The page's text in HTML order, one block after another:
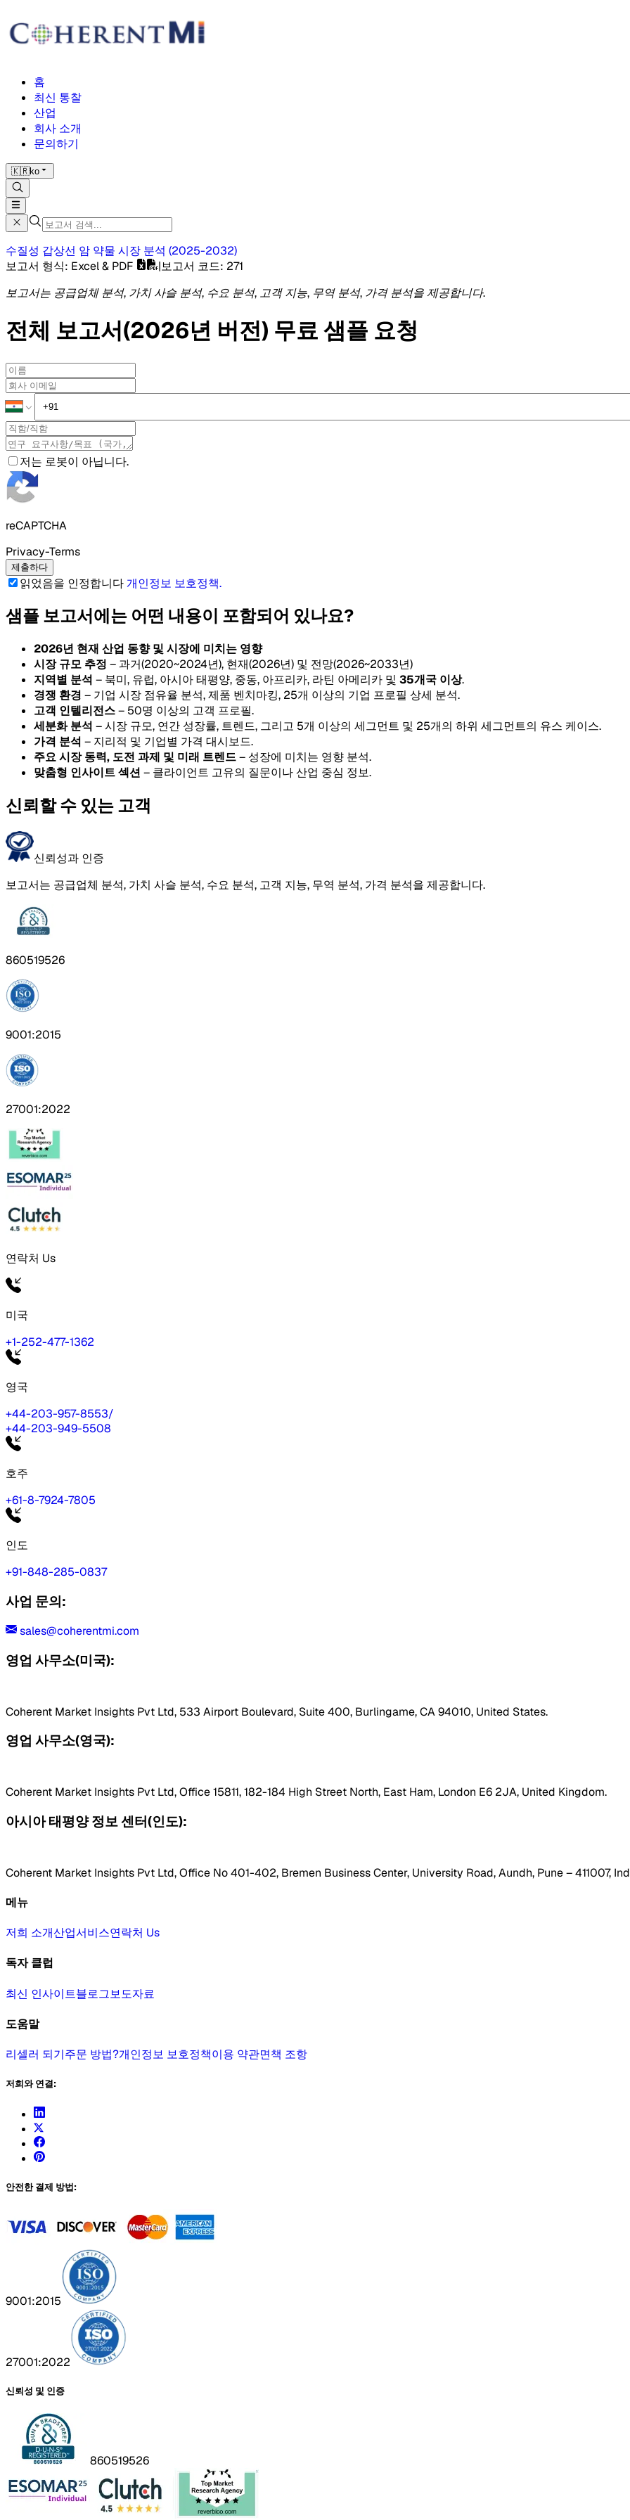
홈
최신 통찰
산업
회사 소개
문의하기
🇰🇷ko
수질성 갑상선 암 약물 시장 분석 (2025-2032)
보고서 형식: Excel & PDF |보고서 코드: 271
보고서는 공급업체 분석, 가치 사슬 분석, 수요 분석, 고객 지능, 무역 분석, 가격 분석을 제공합니다.
전체 보고서(2026년 버전) 무료 샘플 요청
저는 로봇이 아닙니다.
reCAPTCHA
Privacy-Terms
제출하다
읽었음을 인정합니다개인정보 보호정책.
샘플 보고서에는 어떤 내용이 포함되어 있나요?
2026년 현재 산업 동향 및 시장에 미치는 영향
시장 규모 추정 – 과거(2020~2024년), 현재(2026년) 및 전망(2026~2033년)
지역별 분석 – 북미, 유럽, 아시아 태평양, 중동, 아프리카, 라틴 아메리카 및 35개국 이상.
경쟁 환경 – 기업 시장 점유율 분석, 제품 벤치마킹, 25개 이상의 기업 프로필 상세 분석.
고객 인텔리전스– 50명 이상의 고객 프로필.
세분화 분석 – 시장 규모, 연간 성장률, 트렌드, 그리고 5개 이상의 세그먼트 및 25개의 하위 세그먼트의 유스 케이스.
가격 분석 – 지리적 및 기업별 가격 대시보드.
주요 시장 동력, 도전 과제 및 미래 트렌드– 성장에 미치는 영향 분석.
맞춤형 인사이트 섹션 – 클라이언트 고유의 질문이나 산업 중심 정보.
신뢰할 수 있는 고객
신뢰성과 인증
보고서는 공급업체 분석, 가치 사슬 분석, 수요 분석, 고객 지능, 무역 분석, 가격 분석을 제공합니다.
860519526
9001:2015
27001:2022
연락처 Us
미국
+1-252-477-1362
영국
+44-203-957-8553/
+44-203-949-5508
호주
+61-8-7924-7805
인도
+91-848-285-0837
사업 문의:
sales@coherentmi.com
영업 사무소(미국):
Coherent Market Insights Pvt Ltd, 533 Airport Boulevard, Suite 400, Burlingame, CA 94010, United States.
영업 사무소(영국):
Coherent Market Insights Pvt Ltd, Office 15811, 182-184 High Street North, East Ham, London E6 2JA, United Kingdom.
아시아 태평양 정보 센터(인도):
Coherent Market Insights Pvt Ltd, Office No 401-402, Bremen Business Center, University Road, Aundh, Pune – 411007,
메뉴
저희 소개산업서비스연락처 Us
독자 클럽
최신 인사이트블로그보도자료
도움말
리셀러 되기주문 방법?개인정보 보호정책이용 약관면책 조항
저희와 연결:
안전한 결제 방법:
9001:2015
27001:2022
신뢰성 및 인증
860519526